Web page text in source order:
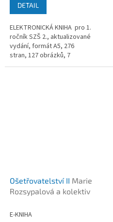
DETAIL
ELEKTRONICKÁ KNIHA pro 1.
ročník SZŠ 2., aktualizované
vydání, formát A5, 276
stran, 127 obrázků, 7
tabulek, rok vydání 2010
Ošetřovatelství II Marie
Rozsypalová a kolektiv
E-KNIHA